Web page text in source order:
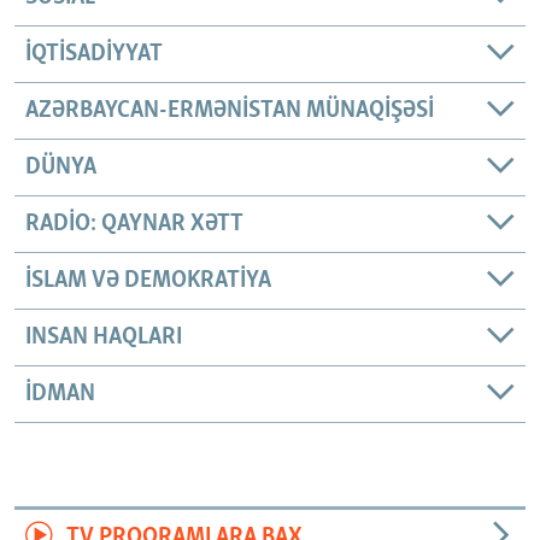
İQTISADIYYAT
AZƏRBAYCAN-ERMƏNISTAN MÜNAQIŞƏSI
DÜNYA
RADIO: QAYNAR XƏTT
İSLAM VƏ DEMOKRATIYA
INSAN HAQLARI
İDMAN